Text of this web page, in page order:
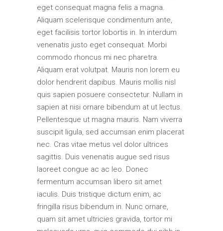
eget consequat magna felis a magna.
Aliquam scelerisque condimentum ante,
eget facilisis tortor lobortis in. In interdum
venenatis justo eget consequat. Morbi
commodo rhoncus mi nec pharetra.
Aliquam erat volutpat. Mauris non lorem eu
dolor hendrerit dapibus. Mauris mollis nisl
quis sapien posuere consectetur. Nullam in
sapien at nisi ornare bibendum at ut lectus.
Pellentesque ut magna mauris. Nam viverra
suscipit ligula, sed accumsan enim placerat
nec. Cras vitae metus vel dolor ultrices
sagittis. Duis venenatis augue sed risus
laoreet congue ac ac leo. Donec
fermentum accumsan libero sit amet
iaculis. Duis tristique dictum enim, ac
fringilla risus bibendum in. Nunc ornare,
quam sit amet ultricies gravida, tortor mi